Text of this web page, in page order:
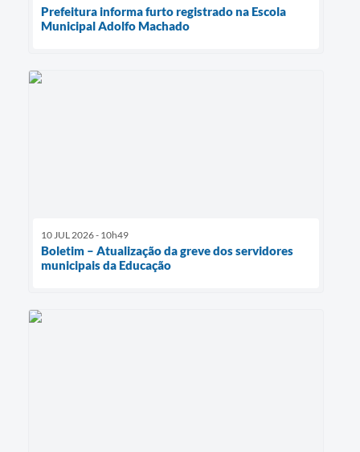
Prefeitura informa furto registrado na Escola
Municipal Adolfo Machado
10 JUL 2026 - 10h49
Boletim – Atualização da greve dos servidores
municipais da Educação